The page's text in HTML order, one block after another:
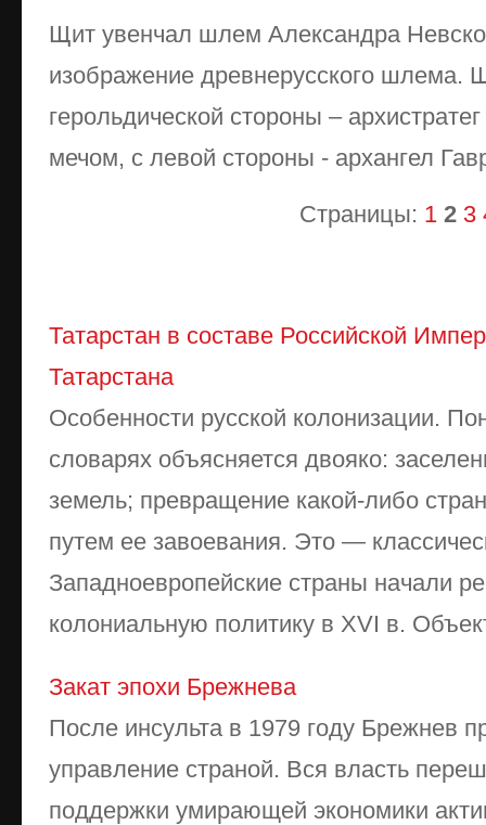
Щит увенчал шлем Александра
изображение древнерусского шлема.
герольдической стороны –
мечом, с левой стороны - архангел
Страницы: 1 2 3
Татарстан в составе Российской
Татарстана
Особенности русской колонизации.
словарях объясняется двояко:
земель; превращение какой-либо
путем ее завоевания. Это —
Западноевропейские страны начали
колониальную политику в XVI в.
Закат эпохи Брежнева
После инсульта в 1979 году Брежнев
управление страной. Вся власть
поддержки умирающей экономики